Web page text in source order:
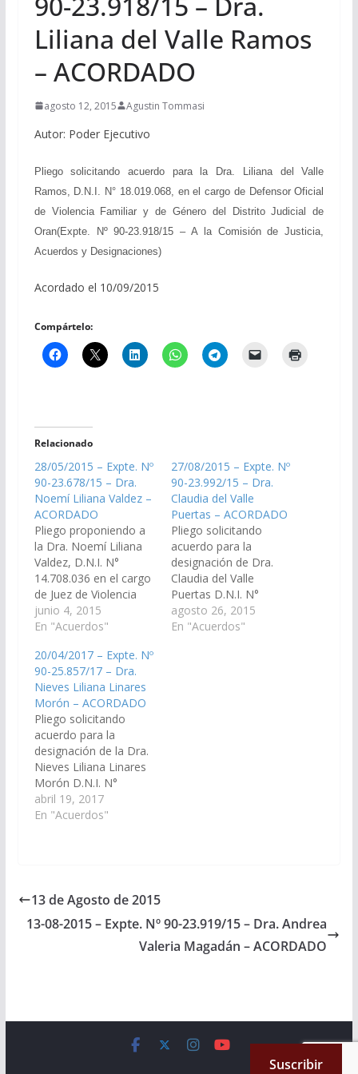
Liliana del Valle Ramos
– ACORDADO
agosto 12, 2015 Agustin Tommasi
Autor: Poder Ejecutivo
Pliego solicitando acuerdo para la Dra. Liliana del Valle
Ramos, D.N.I. N° 18.019.068, en el cargo de Defensor Oficial
de Violencia Familiar y de Género del Distrito Judicial de
Oran(Expte. Nº 90-23.918/15 – A la Comisión de Justicia,
Acuerdos y Designaciones)
Acordado el 10/09/2015
Compártelo:
Relacionado
28/05/2015 – Expte. Nº
90-23.678/15 – Dra.
Noemí Liliana Valdez –
ACORDADO
Pliego proponiendo a
la Dra. Noemí Liliana
Valdez, D.N.I. N°
14.708.036 en el cargo
de Juez de Violencia
Familiar y de Género
del Distrito Judicial del
previsto en la Ley
7016. Acordado el
02/07/2015
junio 4, 2015
En "Acuerdos"
27/08/2015 – Expte. Nº
90-23.992/15 – Dra.
Claudia del Valle
Puertas – ACORDADO
Pliego solicitando
acuerdo para la
designación de Dra.
Claudia del Valle
Puertas D.N.I. N°
24.338 751, en el cargo
de Juez de Garantías
agosto 26, 2015
En "Acuerdos"
20/04/2017 – Expte. Nº
90-25.857/17 – Dra.
Nieves Liliana Linares
Morón – ACORDADO
Pliego solicitando
acuerdo para la
designación de la Dra.
Nieves Liliana Linares
Morón D.N.I. N°
20.125.054 en el cargo
de Defensor Oficial
Comisión de Justicia,
Acuerdos y
Designaciones).
abril 19, 2017
En "Acuerdos"
13 de Agosto de 2015
13-08-2015 – Expte. Nº 90-23.919/15 – Dra. Andrea
Valeria Magadán – ACORDADO
. All rights reserved.
Suscribir